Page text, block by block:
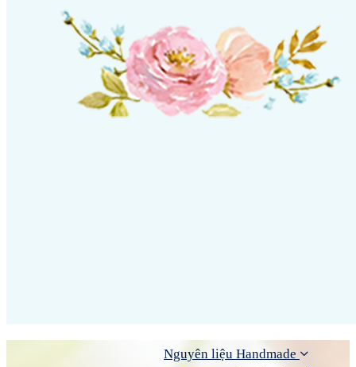
Nguyên liệu Handmade